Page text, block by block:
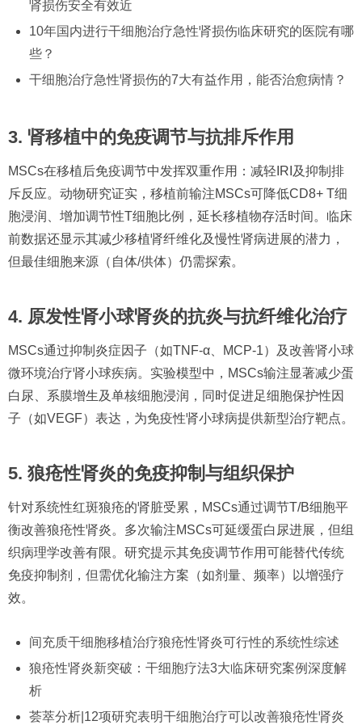
肾损伤安全有效近
10年国内进行干细胞治疗急性肾损伤临床研究的医院有哪
些？
干细胞治疗急性肾损伤的7大有益作用，能否治愈病情？
3. 肾移植中的免疫调节与抗排斥作用
MSCs在移植后免疫调节中发挥双重作用：减轻IRI及抑制排
斥反应。动物研究证实，移植前输注MSCs可降低CD8+ T细
胞浸润、增加调节性T细胞比例，延长移植物存活时间。临床
前数据还显示其减少移植肾纤维化及慢性肾病进展的潜力，
但最佳细胞来源（自体/供体）仍需探索。
4. 原发性肾小球肾炎的抗炎与抗纤维化治疗
MSCs通过抑制炎症因子（如TNF-α、MCP-1）及改善肾小球
微环境治疗肾小球疾病。实验模型中，MSCs输注显著减少蛋
白尿、系膜增生及单核细胞浸润，同时促进足细胞保护性因
子（如VEGF）表达，为免疫性肾小球病提供新型治疗靶点。
5. 狼疮性肾炎的免疫抑制与组织保护
针对系统性红斑狼疮的肾脏受累，MSCs通过调节T/B细胞平
衡改善狼疮性肾炎。多次输注MSCs可延缓蛋白尿进展，但组
织病理学改善有限。研究提示其免疫调节作用可能替代传统
免疫抑制剂，但需优化输注方案（如剂量、频率）以增强疗
效。
间充质干细胞移植治疗狼疮性肾炎可行性的系统性综述
狼疮性肾炎新突破：干细胞疗法3大临床研究案例深度解
析
荟萃分析|12项研究表明干细胞治疗可以改善狼疮性肾炎